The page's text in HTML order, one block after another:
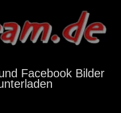
Facebook Bilder